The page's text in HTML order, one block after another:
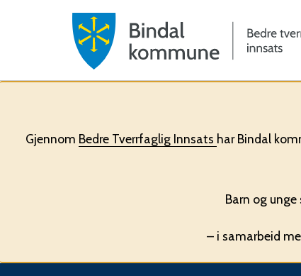
Gjennom Bedre Tverrfaglig Innsats har Bindal
Barn og
– i samarbeid